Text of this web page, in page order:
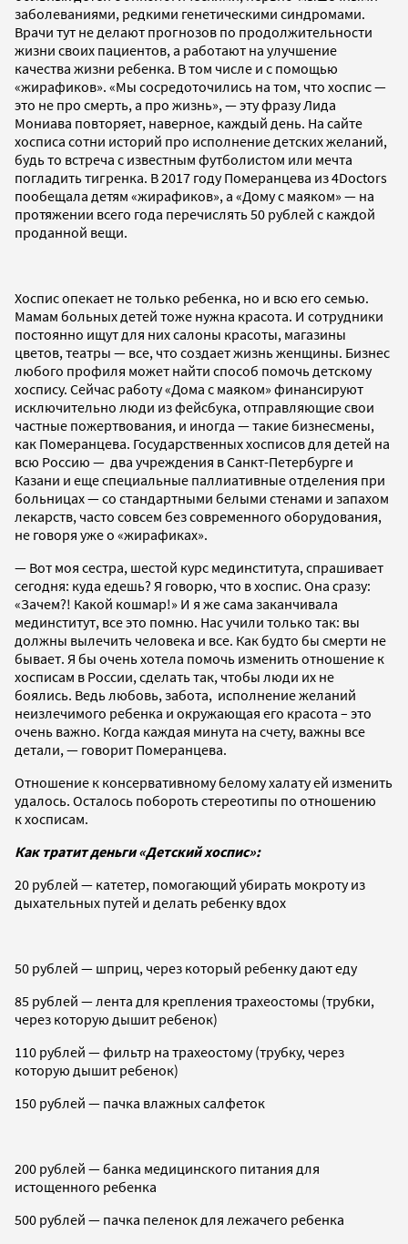
заболеваниями, редкими генетическими синдромами.
Врачи тут не делают прогнозов по продолжительности
жизни своих пациентов, а работают на улучшение
качества жизни ребенка. В том числе и с помощью
«жирафиков». «Мы сосредоточились на том, что хоспис —
это не про смерть, а про жизнь», — эту фразу Лида
Мониава повторяет, наверное, каждый день. На сайте
хосписа сотни историй про исполнение детских желаний,
будь то встреча с известным футболистом или мечта
погладить тигренка. В 2017 году Померанцева из 4Doctors
пообещала детям «жирафиков», а «Дому с маяком» — на
протяжении всего года перечислять 50 рублей с каждой
проданной вещи.
Хоспис опекает не только ребенка, но и всю его семью.
Мамам больных детей тоже нужна красота. И сотрудники
постоянно ищут для них салоны красоты, магазины
цветов, театры — все, что создает жизнь женщины. Бизнес
любого профиля может найти способ помочь детскому
хоспису. Сейчас работу «Дома с маяком» финансируют
исключительно люди из фейсбука, отправляющие свои
частные пожертвования, и иногда — такие бизнесмены,
как Померанцева. Государственных хосписов для детей на
всю Россию — два учреждения в Санкт-Петербурге и
Казани и еще специальные паллиативные отделения при
больницах — со стандартными белыми стенами и запахом
лекарств, часто совсем без современного оборудования,
не говоря уже о «жирафиках».
— Вот моя сестра, шестой курс мединститута, спрашивает
сегодня: куда едешь? Я говорю, что в хоспис. Она сразу:
«Зачем?! Какой кошмар!» И я же сама заканчивала
мединститут, все это помню. Нас учили только так: вы
должны вылечить человека и все. Как будто бы смерти не
бывает. Я бы очень хотела помочь изменить отношение к
хосписам в России, сделать так, чтобы люди их не
боялись. Ведь любовь, забота, исполнение желаний
неизлечимого ребенка и окружающая его красота – это
очень важно. Когда каждая минута на счету, важны все
детали, — говорит Померанцева.
Отношение к консервативному белому халату ей изменить
удалось. Осталось побороть стереотипы по отношению
к хосписам.
Как тратит деньги «Детский хоспис»:
20 рублей — катетер, помогающий убирать мокроту из
дыхательных путей и делать ребенку вдох
50 рублей — шприц, через который ребенку дают еду
85 рублей — лента для крепления трахеостомы (трубки,
через которую дышит ребенок)
110 рублей — фильтр на трахеостому (трубку, через
которую дышит ребенок)
150 рублей — пачка влажных салфеток
200 рублей — банка медицинского питания для
истощенного ребенка
500 рублей — пачка пеленок для лежачего ребенка